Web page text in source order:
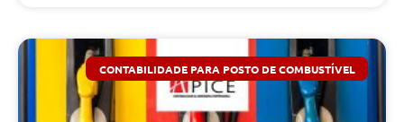
CONTABILIDADE PARA POSTO DE COMBUSTÍVEL